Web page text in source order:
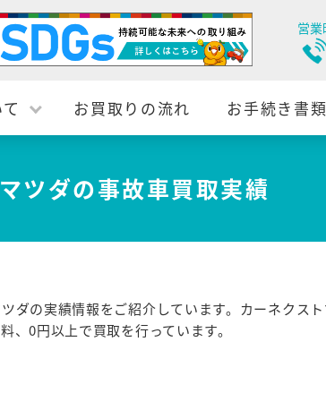
営
お買取りの流れ お手続き書類
マツダの事故車買取実績
ダの実績情報をご紹介しています。カーネクス
0円以上で買取を行っています。